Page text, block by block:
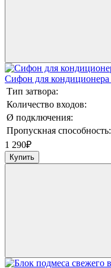
Сифон для
Тип затвора:
Количество входов:
Ø подключения:
Пропускная способность:
1 290₽
Купить